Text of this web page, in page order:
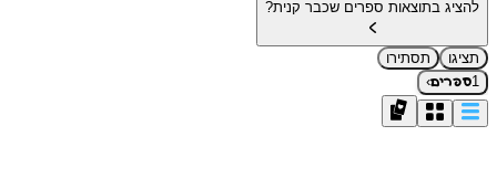
להציג בתוצאות ספרים שכבר קנית?
תציגו
תסתירו
1ספרים›